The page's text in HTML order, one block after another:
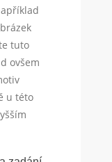
tuto
ovšem
u této